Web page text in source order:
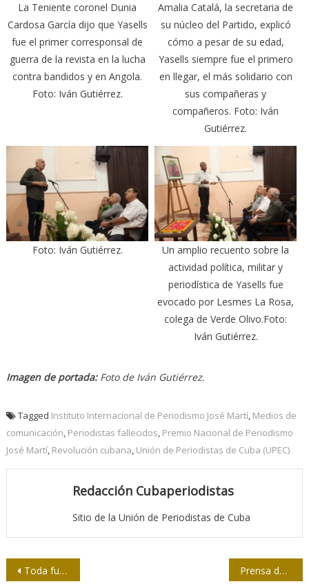
La Teniente coronel Dunia
Cardosa García dijo que Yasells
fue el primer corresponsal de
guerra de la revista en la lucha
contra bandidos y en Angola.
Foto: Iván Gutiérrez.
Amalia Catalá, la secretaria de
su núcleo del Partido, explicó
cómo a pesar de su edad,
Yasells siempre fue el primero
en llegar, el más solidario con
sus compañeras y
compañeros. Foto: Iván
Gutiérrez.
Foto: Iván Gutiérrez.
Un amplio recuento sobre la
actividad política, militar y
periodística de Yasells fue
evocado por Lesmes La Rosa,
colega de Verde Olivo.Foto:
Iván Gutiérrez.
Imagen de portada:Foto de Iván Gutiérrez.
Tagged Instituto Internacional de Periodismo José Martí, Medios de
comunicación, Periodistas fallecidos, Premio Nacional de Periodismo
José Martí, Revolución cubana, Unión de Periodistas de Cuba (UPEC)
Redacción Cubaperiodistas
Sitio de la Unión de Periodistas de Cuba
Navegación
Toda fuerza política necesita héroes, pero… Prensa de izquierda, tercer abrazo